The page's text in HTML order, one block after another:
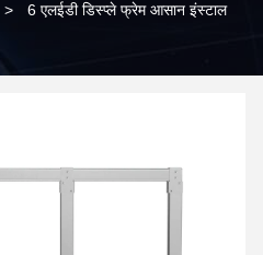
> 6 एलईडी डिस्प्ले फ्रेम आसान इंस्टाल